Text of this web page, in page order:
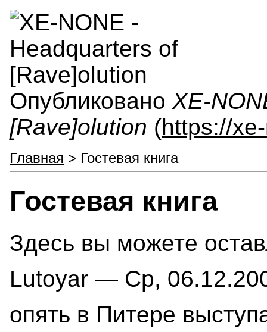
Опубликовано XE-
[Rave]olution (https://
Главная > Гостевая книга
Гостевая книга
Здесь вы можете
Lutoyar — Ср,
опять в Питере